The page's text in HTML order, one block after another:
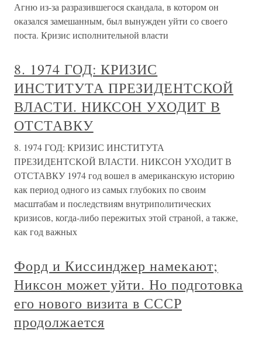
Агню из-за разразившегося скандала, в котором он
оказался замешанным, был вынужден уйти со своего
поста. Кризис исполнительной власти
8. 1974 ГОД: КРИЗИС
ИНСТИТУТА ПРЕЗИДЕНТСКОЙ
ВЛАСТИ. НИКСОН УХОДИТ В
ОТСТАВКУ
8. 1974 ГОД: КРИЗИС ИНСТИТУТА
ПРЕЗИДЕНТСКОЙ ВЛАСТИ. НИКСОН УХОДИТ В
ОТСТАВКУ 1974 год вошел в американскую историю
как период одного из самых глубоких по своим
масштабам и последствиям внутриполитических
кризисов, когда-либо пережитых этой страной, а также,
как год важных
Форд и Киссинджер намекают;
Никсон может уйти. Но подготовка
его нового визита в СССР
продолжается